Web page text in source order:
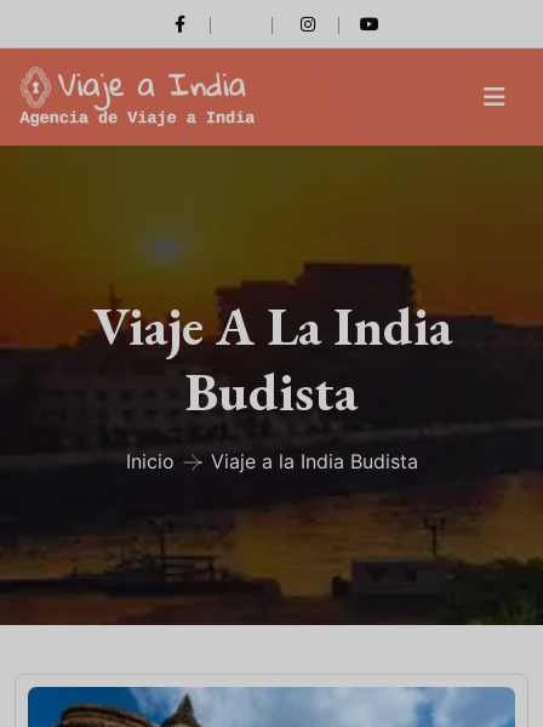
Viaje A La India
Budista
Inicio Viaje a la India Budista